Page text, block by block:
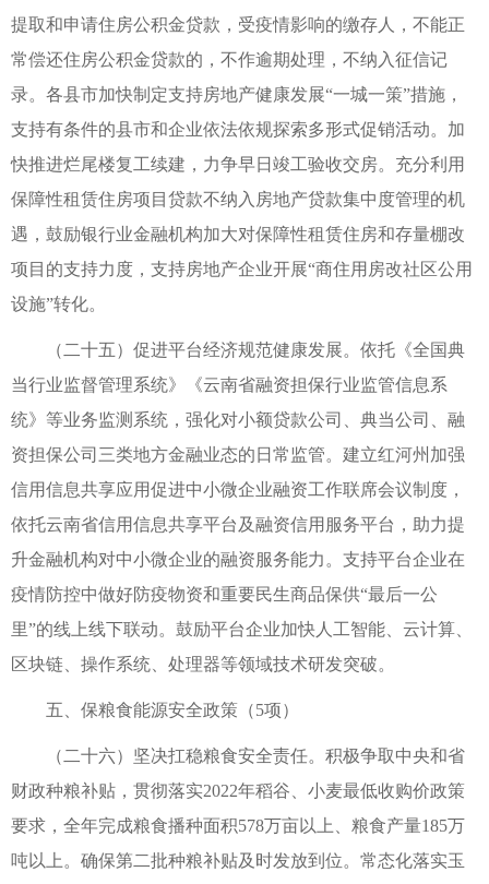
提取和申请住房公积金贷款，受疫情影响的缴存人，不能正
常偿还住房公积金贷款的，不作逾期处理，不纳入征信记
录。各县市加快制定支持房地产健康发展“一城一策”措施，
支持有条件的县市和企业依法依规探索多形式促销活动。加
快推进烂尾楼复工续建，力争早日竣工验收交房。充分利用
保障性租赁住房项目贷款不纳入房地产贷款集中度管理的机
遇，鼓励银行业金融机构加大对保障性租赁住房和存量棚改
项目的支持力度，支持房地产企业开展“商住用房改社区公用
设施”转化。
（二十五）促进平台经济规范健康发展。依托《全国典
当行业监督管理系统》《云南省融资担保行业监管信息系
统》等业务监测系统，强化对小额贷款公司、典当公司、融
资担保公司三类地方金融业态的日常监管。建立红河州加强
信用信息共享应用促进中小微企业融资工作联席会议制度，
依托云南省信用信息共享平台及融资信用服务平台，助力提
升金融机构对中小微企业的融资服务能力。支持平台企业在
疫情防控中做好防疫物资和重要民生商品保供“最后一公
里”的线上线下联动。鼓励平台企业加快人工智能、云计算、
区块链、操作系统、处理器等领域技术研发突破。
五、保粮食能源安全政策（5项）
（二十六）坚决扛稳粮食安全责任。积极争取中央和省
财政种粮补贴，贯彻落实2022年稻谷、小麦最低收购价政策
要求，全年完成粮食播种面积578万亩以上、粮食产量185万
吨以上。确保第二批种粮补贴及时发放到位。常态化落实玉